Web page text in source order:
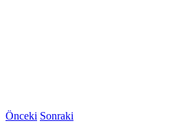
Önceki Sonraki